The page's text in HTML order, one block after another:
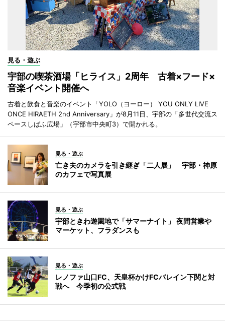
見る・遊ぶ
宇部の喫茶酒場「ヒライス」2周年 古着×フード×
音楽イベント開催へ
古着と飲食と音楽のイベント「YOLO（ヨーロー） YOU ONLY LIVE
ONCE HIRAETH 2nd Anniversary」が8月11日、宇部の「多世代交流ス
ペースしばふ広場」（宇部市中央町3）で開かれる。
見る・遊ぶ
亡き夫のカメラを引き継ぎ「二人展」 宇部・神原
のカフェで写真展
見る・遊ぶ
宇部ときわ遊園地で「サマーナイト」 夜間営業や
マーケット、フラダンスも
見る・遊ぶ
レノファ山口FC、天皇杯かけFCバレイン下関と対
戦へ 今季初の公式戦